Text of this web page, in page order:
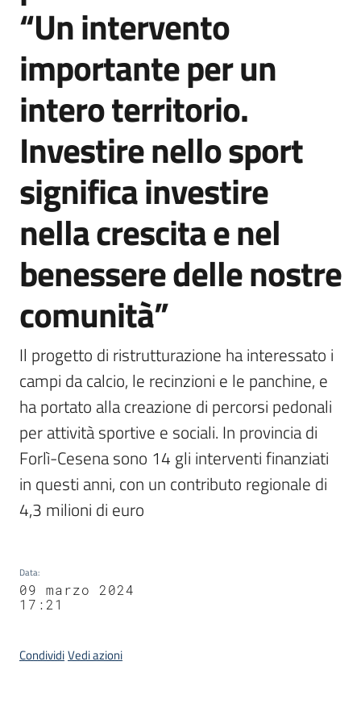
“Un intervento
importante per un
intero territorio.
Investire nello sport
significa investire
nella crescita e nel
benessere delle nostre
comunità”
Il progetto di ristrutturazione ha interessato i
campi da calcio, le recinzioni e le panchine, e
ha portato alla creazione di percorsi pedonali
per attività sportive e sociali. In provincia di
Forlì-Cesena sono 14 gli interventi finanziati
in questi anni, con un contributo regionale di
4,3 milioni di euro
Data:
09 marzo 2024
17:21
CondividiVedi azioni